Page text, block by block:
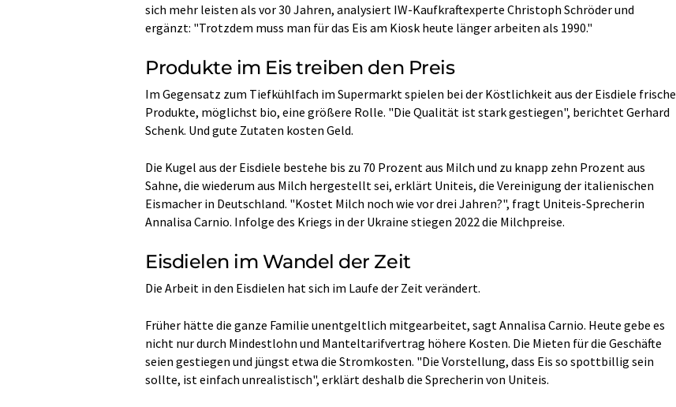
sich mehr leisten als vor 30 Jahren, analysiert IW-Kaufkraftexperte Christoph Schröder und
ergänzt: "Trotzdem muss man für das Eis am Kiosk heute länger arbeiten als 1990."
Produkte im Eis treiben den Preis
Im Gegensatz zum Tiefkühlfach im Supermarkt spielen bei der Köstlichkeit aus der Eisdiele frische
Produkte, möglichst bio, eine größere Rolle. "Die Qualität ist stark gestiegen", berichtet Gerhard
Schenk. Und gute Zutaten kosten Geld.
Die Kugel aus der Eisdiele bestehe bis zu 70 Prozent aus Milch und zu knapp zehn Prozent aus
Sahne, die wiederum aus Milch hergestellt sei, erklärt Uniteis, die Vereinigung der italienischen
Eismacher in Deutschland. "Kostet Milch noch wie vor drei Jahren?", fragt Uniteis-Sprecherin
Annalisa Carnio. Infolge des Kriegs in der Ukraine stiegen 2022 die Milchpreise.
Eisdielen im Wandel der Zeit
Die Arbeit in den Eisdielen hat sich im Laufe der Zeit verändert.
Früher hätte die ganze Familie unentgeltlich mitgearbeitet, sagt Annalisa Carnio. Heute gebe es
nicht nur durch Mindestlohn und Manteltarifvertrag höhere Kosten. Die Mieten für die Geschäfte
seien gestiegen und jüngst etwa die Stromkosten. "Die Vorstellung, dass Eis so spottbillig sein
sollte, ist einfach unrealistisch", erklärt deshalb die Sprecherin von Uniteis.